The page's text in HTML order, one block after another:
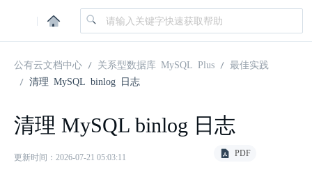
|
公有云文档中心 关系型数据库 MySQL Plus
最佳实践
清理 MySQL binlog 日志
清理 MySQL binlog 日志
更新时间：2026-07-21 05:03:11 PDF